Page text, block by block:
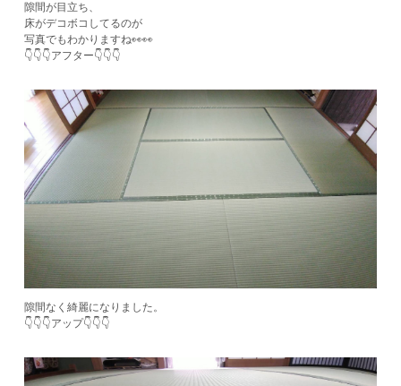
隙間が目立ち、
床がデコボコしてるのが
写真でもわかりますね👀👀
👇👇👇アフター👇👇👇
隙間なく綺麗になりました。
👇👇👇アップ👇👇👇